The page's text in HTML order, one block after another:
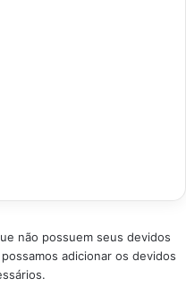
inteligente
escolher o
não possuem seus devidos
adicionar os devidos